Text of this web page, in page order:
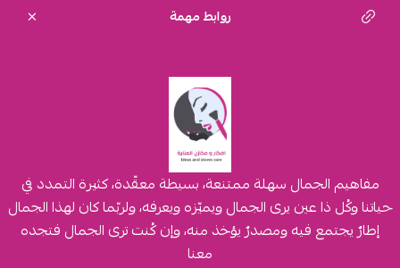
روابط مهمة
مفاهيم الجمال سهلة ممتنعة، بسيطة معقّدة، كثيرة التمدد في
حياتنا وكُل ذا عين يرى الجمال ويميّزه ويعرفه، ولربّما كان لهذا الجمال
إطارٌ يجتمع فيه ومصدرٌ يؤخذ منه، وإن كُنت ترى الجمال فتجده
معنا